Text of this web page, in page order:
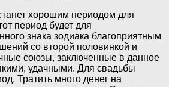
хорошим периодом для
период будет для
знака зодиака благоприятным
со второй половинкой и
союзы, заключенные в данное
удачными. Для свадьбы
Тратить много денег на